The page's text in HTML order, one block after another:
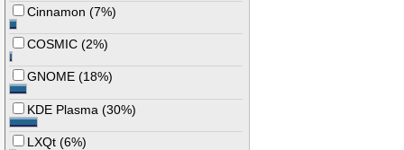
Cinnamon (7%)
COSMIC (2%)
GNOME (18%)
KDE Plasma (30%)
LXQt (6%)